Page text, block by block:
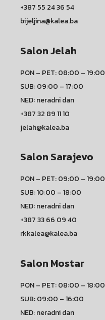
+387 55 24 36 54
bijeljina@kalea.ba
Salon Jelah
PON – PET: 08:00 – 19:00
SUB: 09:00 – 17:00
NED: neradni dan
+387 32 89 11 10
jelah@kalea.ba
Salon Sarajevo
PON – PET: 09:00 – 19:00
SUB: 10:00 – 18:00
NED: neradni dan
+387 33 66 09 40
rkkalea@kalea.ba
Salon Mostar
PON – PET: 08:00 – 18:00
SUB: 09:00 – 16:00
NED: neradni dan